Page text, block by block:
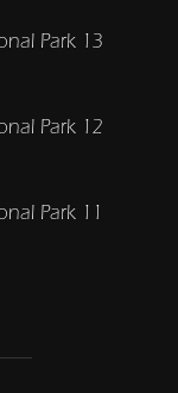
Park 13
Park 12
Park 11